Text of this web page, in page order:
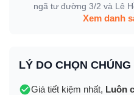
ngã tư đường 3/2 và Lê
Xem danh
LÝ DO CHỌN CHÚNG
Giá tiết kiệm nhất, Luôn